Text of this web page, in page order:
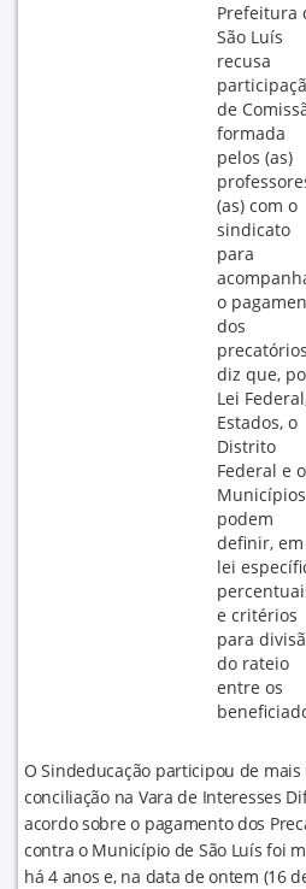
Prefeitura
São Luís
recusa
de
formada
pelos (as)
(as) com o
sindicato
para
o
dos
diz que,
Lei
Estados, o
Distrito
Federal e
Municípios
podem
definir, em
lei
e critérios
para
do rateio
entre os
O Sindeducação participou de
conciliação na Vara de Interesses
acordo sobre o pagamento dos
contra o Município de São Luís foi
há 4 anos e, na data de ontem (16